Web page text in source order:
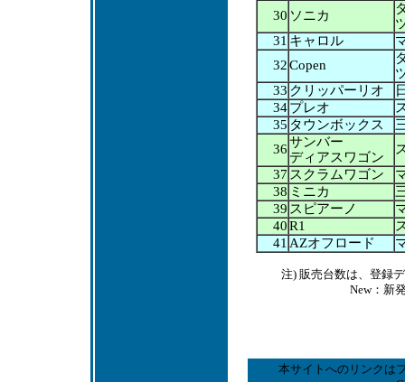
30 ソニカ
31 キャロル
32Copen
33 クリッパーリオ
34 プレオ
35 タウンボックス
36サンバー
ディアスワゴン
37 スクラムワゴン
38 ミニカ
39 スピアーノ
40R1
41 AZオフロード
注) 販売台数は、登録
New：新
本サイトへのリンクは